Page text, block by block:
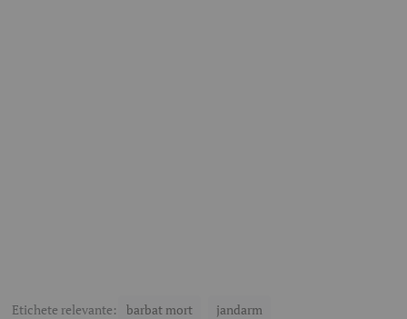
Etichete relevante: barbat mort jandarm